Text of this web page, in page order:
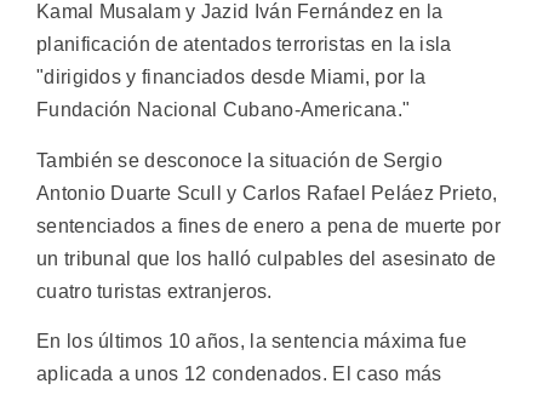
Kamal Musalam y Jazid Iván Fernández en la
planificación de atentados terroristas en la isla
"dirigidos y financiados desde Miami, por la
Fundación Nacional Cubano-Americana."
También se desconoce la situación de Sergio
Antonio Duarte Scull y Carlos Rafael Peláez Prieto,
sentenciados a fines de enero a pena de muerte por
un tribunal que los halló culpables del asesinato de
cuatro turistas extranjeros.
En los últimos 10 años, la sentencia máxima fue
aplicada a unos 12 condenados. El caso más